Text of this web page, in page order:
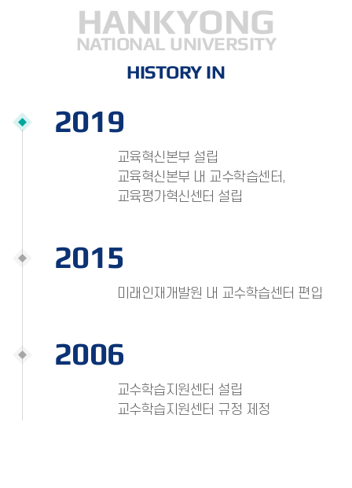
HANKYONG
NATIONAL UNIVERSITY
HISTORY IN
2019
교육혁신본부 설립
교육혁신본부 내 교수학습센터,
교육평가혁신센터 설립
2015
미래인재개발원 내 교수학습센터 편입
2006
교수학습지원센터 설립
교수학습지원센터 규정 제정